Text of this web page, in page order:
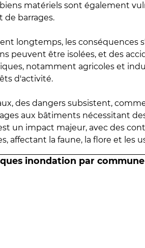
matériels sont également
de barrages.
longtemps, les conséquences
peuvent être isolées, et des
notamment agricoles et
d'activité.
des dangers subsistent,
aux bâtiments nécessitant
un impact majeur, avec des
affectant la faune, la flore et les
inondation par commune